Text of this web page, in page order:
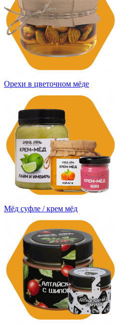
Орехи в цветочном мёде
Мёд суфле / крем мёд